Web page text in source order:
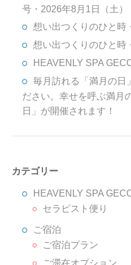
号・2026年8月1日（土）
想い出つくりのひと時
想い出つくりのひと時
HEAVENLY SPA
毎月訪れる「満月の日
ださい。幸せを呼ぶ満月
日」が開催されます！
カテゴリー
HEAVENLY SPA
セラピスト便り
ご宿泊
ご宿泊プラン
ご滞在オプション